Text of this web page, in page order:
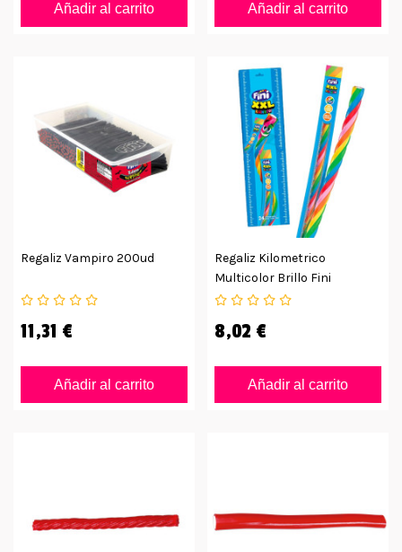
Añadir al carrito Añadir al carrito
Regaliz Vampiro 200ud
11,31 €
Añadir al carrito
Regaliz Kilometrico
Multicolor Brillo Fini
Estuche 24ud
8,02 €
Añadir al carrito